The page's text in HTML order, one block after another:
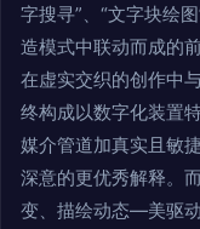
字搜寻”、“文字块绘
造模式中联动而成的
在虚实交织的创作中
终构成以数字化装置
媒介管道加真实且敏
深意的更优秀解释。
变、描绘动态—美驱